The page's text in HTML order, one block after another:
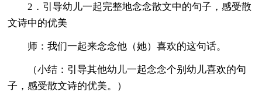
2．引导幼儿一起完整地念念散文中的句子，感受散
文诗中的优美
师：我们一起来念念他（她）喜欢的这句话。
（小结：引导其他幼儿一起念念个别幼儿喜欢的句
子，感受散文诗的优美。）